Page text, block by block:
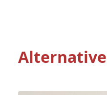
Alternative